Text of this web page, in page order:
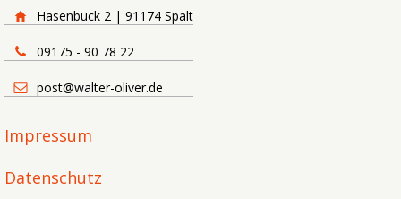
Hasenbuck 2 | 91174 Spalt
09175 - 90 78 22
post@walter-oliver.de
Impressum
Datenschutz